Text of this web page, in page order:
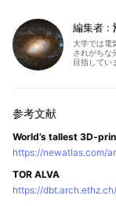
大学では電
されがちな
目指してい
World’s tallest 3D-
https://newatlas.com/
TOR ALVA
https://